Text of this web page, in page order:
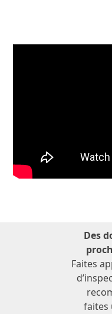
Des
Faites
faites